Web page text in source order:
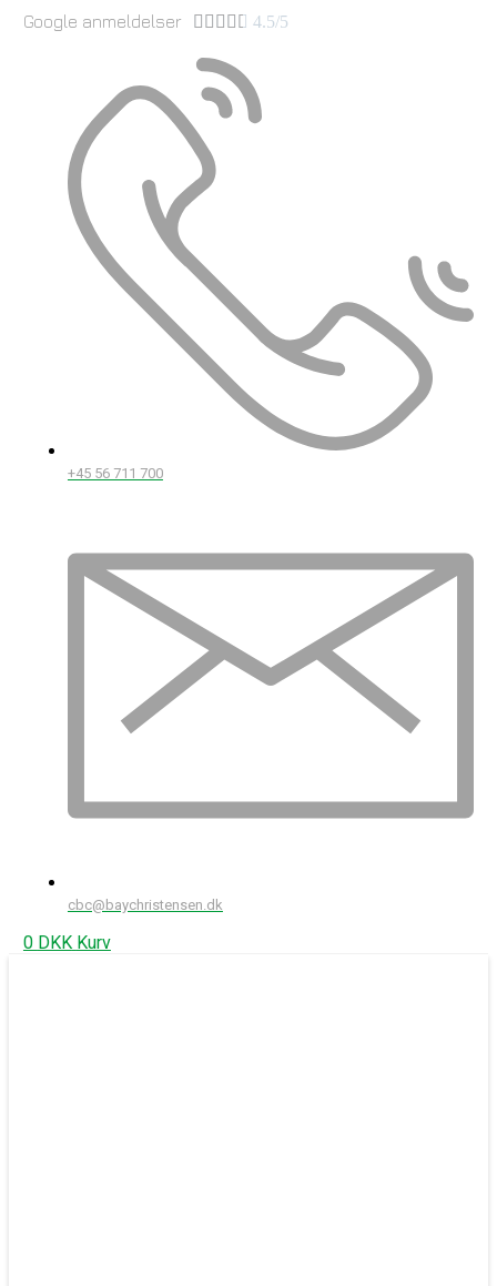
Google anmeldelser      4.5/5
+45 56 711 700
cbc@baychristensen.dk
0 DKK Kurv